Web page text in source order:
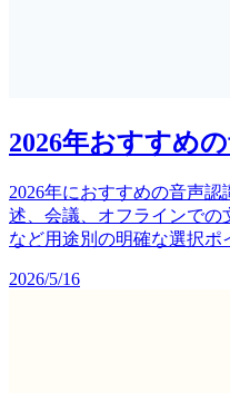
2026年おすすめ
2026年におすすめの音声
述、会議、オフラインでの
など用途別の明確な選択ポ
2026/5/16